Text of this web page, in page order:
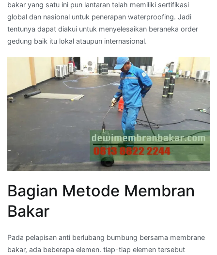
bakar yang satu ini pun lantaran telah memiliki sertifikasi
global dan nasional untuk penerapan waterproofing. Jadi
tentunya dapat diakui untuk menyelesaikan beraneka order
gedung baik itu lokal ataupun internasional.
Bagian Metode Membran
Bakar
Pada pelapisan anti berlubang bumbung bersama membrane
bakar, ada beberapa elemen. tiap-tiap elemen tersebut